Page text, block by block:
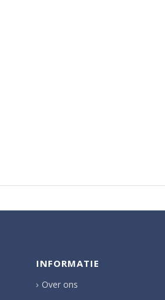
INFORMATIE
Over ons